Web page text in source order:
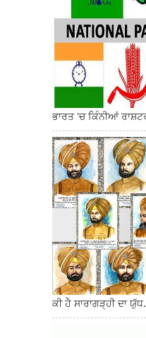
ਭਾਰਤ 'ਚ ਕਿੰਨੀਆਂ
ਕੀ ਹੈ ਸਾਰਾਗੜ੍ਹੀ ਦਾ